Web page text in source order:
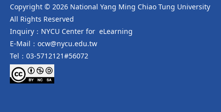
Copyright © 2026 National Yang Ming Chiao Tung University
All Rights Reserved
Inquiry：NYCU Center for eLearning
E-Mail：ocw@nycu.edu.tw
Tel：03-5712121#56072